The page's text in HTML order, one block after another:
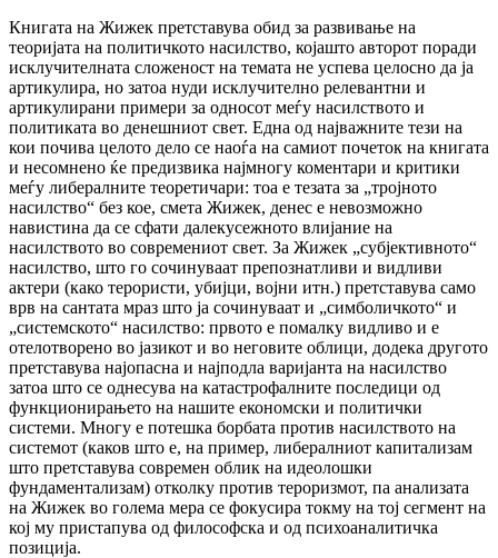
Книгата на Жижек претставува обид за развивање на
теоријата на политичкото насилство, којашто авторот поради
исклучителната сложеност на темата не успева целосно да ја
артикулира, но затоа нуди исклучително релевантни и
артикулирани примери за односот меѓу насилството и
политиката во денешниот свет. Една од најважните тези на
кои почива целото дело се наоѓа на самиот почеток на книгата
и несомнено ќе предизвика најмногу коментари и критики
меѓу либералните теоретичари: тоа е тезата за „тројното
насилство“ без кое, смета Жижек, денес е невозможно
навистина да се сфати далекусежното влијание на
насилството во современиот свет. За Жижек „субјективното“
насилство, што го сочинуваат препознатливи и видливи
актери (како терористи, убијци, војни итн.) претставува само
врв на сантата мраз што ја сочинуваат и „симболичкото“ и
„системското“ насилство: првото е помалку видливо и е
отелотворено во јазикот и во неговите облици, додека другото
претставува најопасна и најподла варијанта на насилство
затоа што се однесува на катастрофалните последици од
функционирањето на нашите економски и политички
системи. Многу е потешка борбата против насилството на
системот (каков што е, на пример, либералниот капитализам
што претставува современ облик на идеолошки
фундаментализам) отколку против тероризмот, па анализата
на Жижек во голема мера се фокусира токму на тој сегмент на
кој му пристапува од философска и од психоаналитичка
позиција.